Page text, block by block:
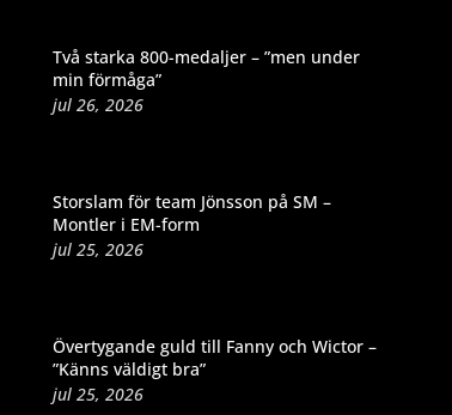
Två starka 800-medaljer – ”men under
min förmåga”
jul 26, 2026
Storslam för team Jönsson på SM –
Montler i EM-form
jul 25, 2026
Övertygande guld till Fanny och Wictor –
”Känns väldigt bra”
jul 25, 2026